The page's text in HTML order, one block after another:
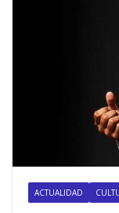
ACTUALIDAD